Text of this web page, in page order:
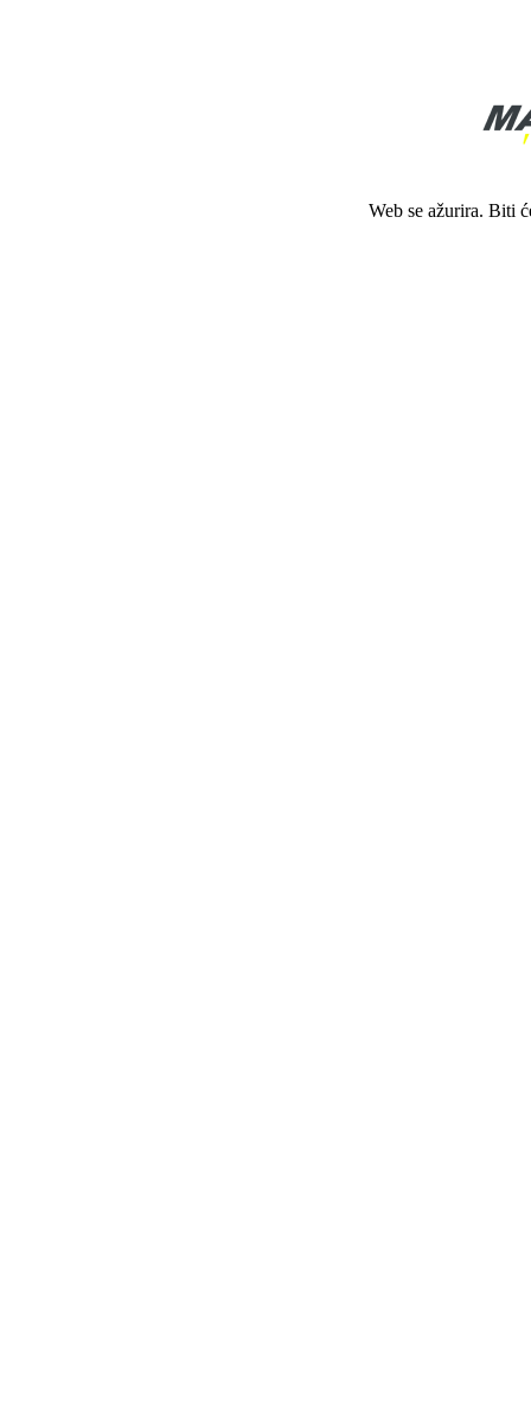
Web se ažurira. Biti